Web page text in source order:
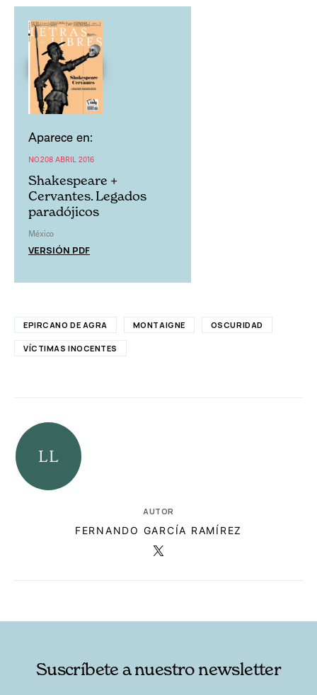
Aparece en:
NO.208 ABRIL 2016
Shakespeare +
Cervantes. Legados
paradójicos
México
VERSIÓN PDF
EPIRCANO DE AGRA MONTAIGNE OSCURIDAD
VÍCTIMAS INOCENTES
AUTOR
FERNANDO GARCÍA RAMÍREZ
Suscríbete a nuestro newsletter